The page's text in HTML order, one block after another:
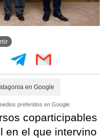
en Google
preferidos en Google.
coparticipables
en el que intervino